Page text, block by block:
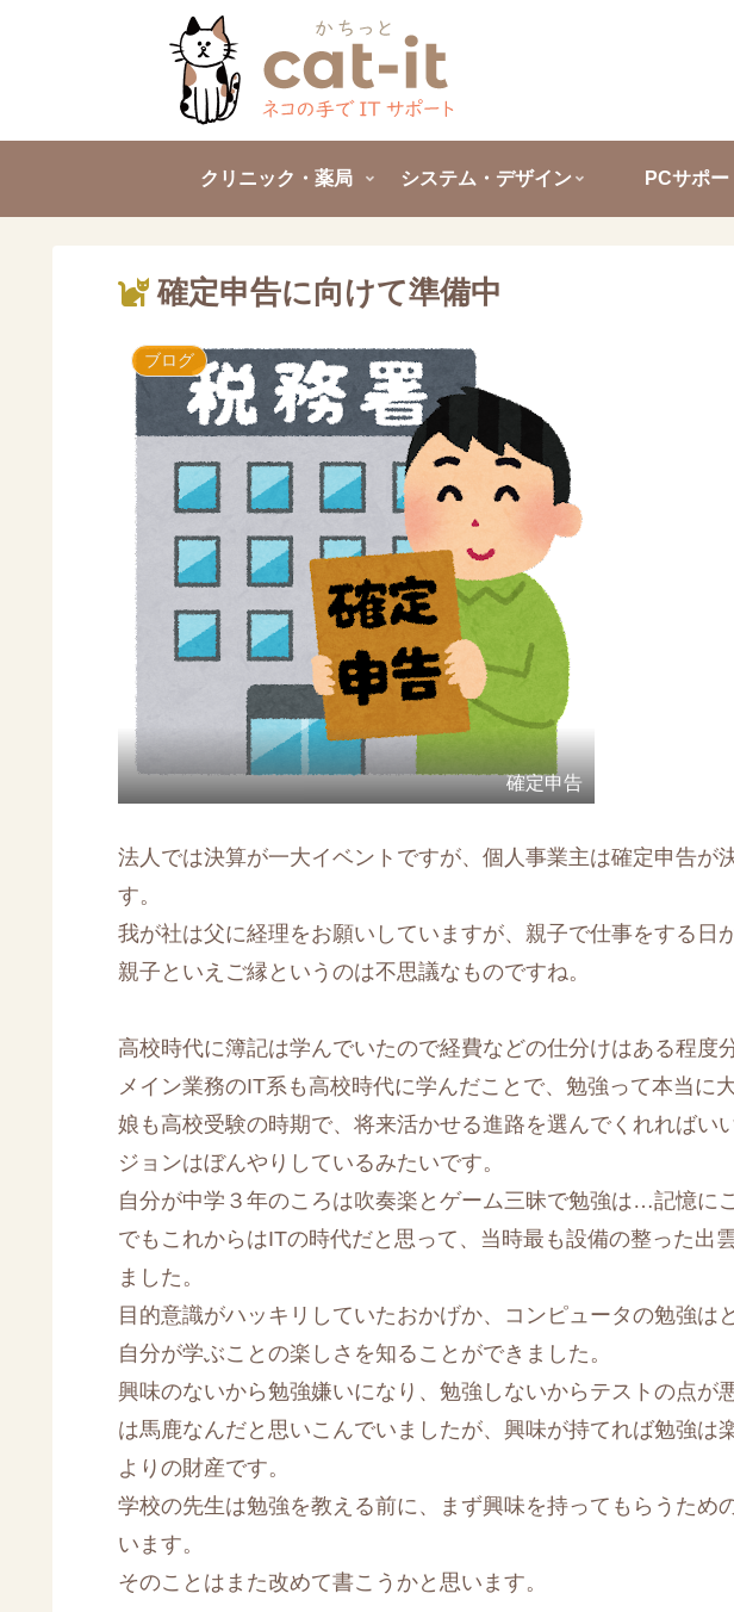
クリニック・薬局 システム・デザイン PCサポー
確定申告に向けて準備中
ブログ
確定申告
法人では決算が一大イベントですが、個人事業主は確定申告が
す。
我が社は父に経理をお願いしていますが、親子で仕事をする日
親子といえご縁というのは不思議なものですね。
高校時代に簿記は学んでいたので経費などの仕分けはある程度
メイン業務のIT系も高校時代に学んだことで、勉強って本当に
娘も高校受験の時期で、将来活かせる進路を選んでくれればい
ジョンはぼんやりしているみたいです。
自分が中学３年のころは吹奏楽とゲーム三昧で勉強は…記憶に
でもこれからはITの時代だと思って、当時最も設備の整った出
ました。
目的意識がハッキリしていたおかげか、コンピュータの勉強は
自分が学ぶことの楽しさを知ることができました。
興味のないから勉強嫌いになり、勉強しないからテストの点が
は馬鹿なんだと思いこんでいましたが、興味が持てれば勉強は
よりの財産です。
学校の先生は勉強を教える前に、まず興味を持ってもらうため
います。
そのことはまた改めて書こうかと思います。